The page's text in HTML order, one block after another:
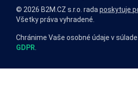
© 2026 B2M.CZ s.r.o. rada poskytuje
Všetky práva vyhradené.
Chránime Vaše osobné údaje v
GDPR